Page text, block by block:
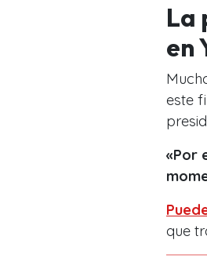
La
en
este
«Por
que